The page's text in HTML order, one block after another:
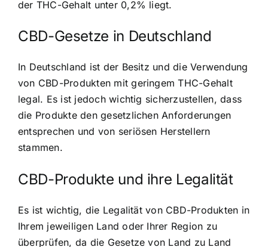
der THC-Gehalt unter 0,2% liegt.
CBD-Gesetze in Deutschland
In Deutschland ist der Besitz und die Verwendung
von CBD-Produkten mit geringem THC-Gehalt
legal. Es ist jedoch wichtig sicherzustellen, dass
die Produkte den gesetzlichen Anforderungen
entsprechen und von seriösen Herstellern
stammen.
CBD-Produkte und ihre Legalität
Es ist wichtig, die Legalität von CBD-Produkten in
Ihrem jeweiligen Land oder Ihrer Region zu
überprüfen, da die Gesetze von Land zu Land